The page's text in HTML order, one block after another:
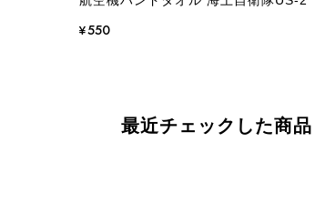
¥550
最近チェックした商品